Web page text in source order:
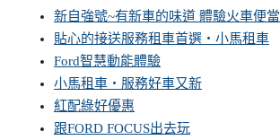
新自強號~有新車的味道 體驗火車便當
貼心的接送服務租車首選‧小馬租車
Ford智慧動能體驗
小馬租車‧服務好車又新
紅配綠好優惠
跟FORD FOCUS出去玩